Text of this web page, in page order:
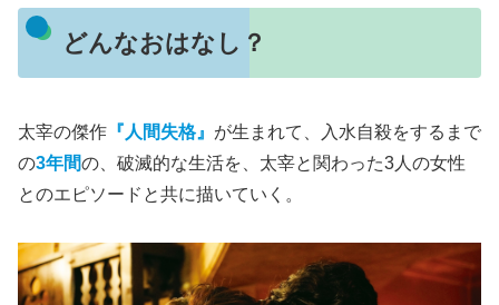
どんなおはなし？
太宰の傑作 『人間失格』 が生まれて、入水自殺をするまで
の3年間の、破滅的な生活を、太宰と関わった3人の女性
とのエピソードと共に描いていく。